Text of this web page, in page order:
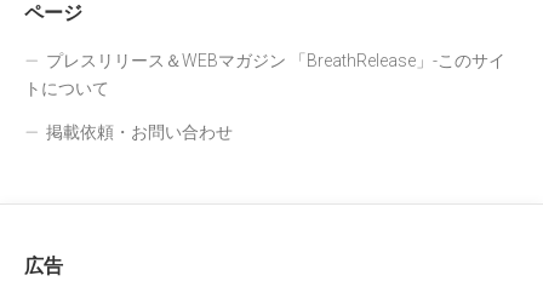
ページ
プレスリリース＆WEBマガジン 「BreathRelease」-このサイ
トについて
掲載依頼・お問い合わせ
広告